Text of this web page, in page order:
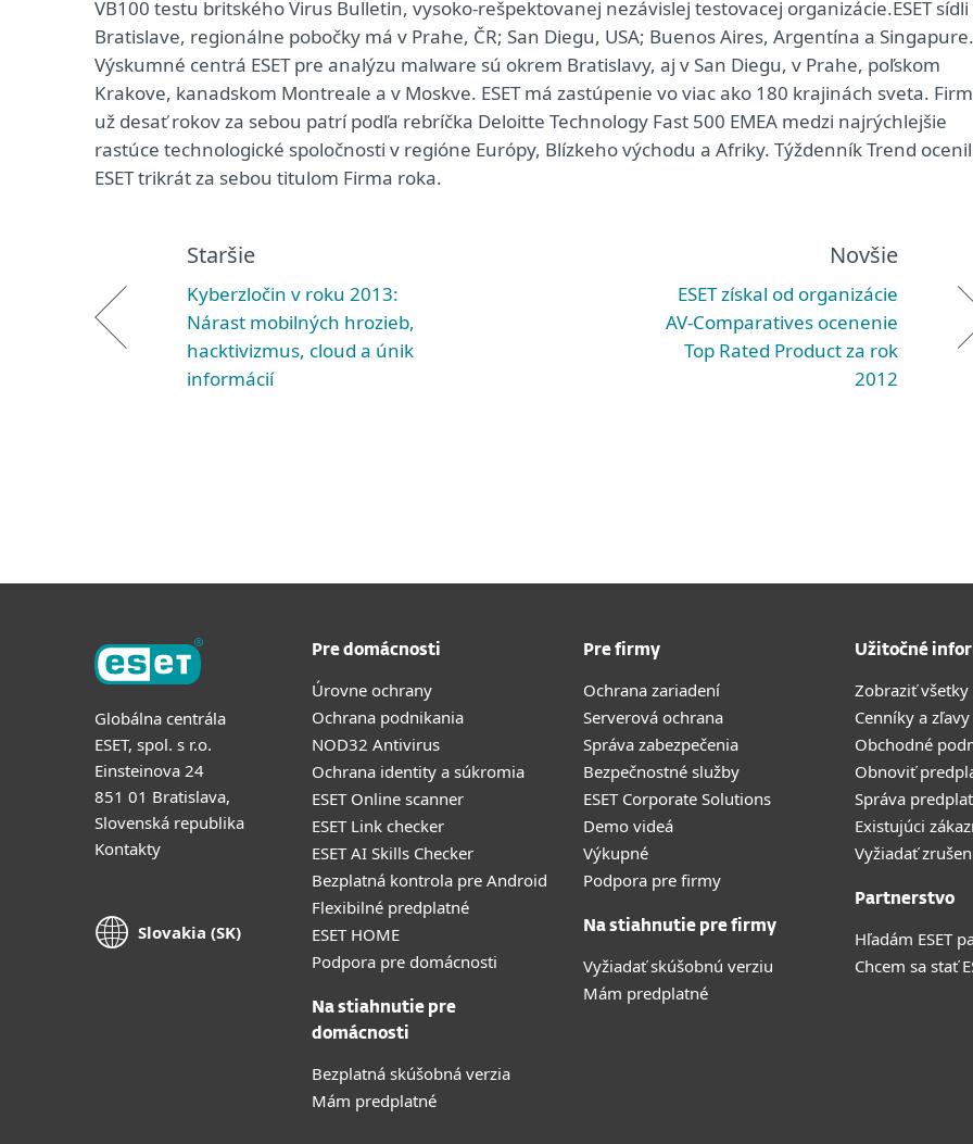
VB100 testu britského Virus Bulletin, vysoko-rešpektovanej nezávislej testovacej organizácie.ESET sídli
Bratislave, regionálne pobočky má v Prahe, ČR; San Diegu, USA; Buenos Aires, Argentína a Singapure.
Výskumné centrá ESET pre analýzu malware sú okrem Bratislavy, aj v San Diegu, v Prahe, poľskom
Krakove, kanadskom Montreale a v Moskve. ESET má zastúpenie vo viac ako 180 krajinách sveta.
už desať rokov za sebou patrí podľa rebríčka Deloitte Technology Fast 500 EMEA medzi najrýchlejšie
rastúce technologické spoločnosti v regióne Európy, Blízkeho východu a Afriky. Týždenník Trend ocenil
ESET trikrát za sebou titulom Firma roka.
Staršie
Kyberzločin v roku 2013:
Nárast mobilných hrozieb,
hacktivizmus, cloud a únik
informácií
Novšie
ESET získal od organizácie
AV-Comparatives ocenenie
Top Rated Product za rok
2012
Globálna centrála
ESET, spol. s r.o.
Einsteinova 24
851 01 Bratislava,
Slovenská republika
Kontakty
Slovakia (SK)
Pre domácnosti
Úrovne ochrany
Ochrana podnikania
NOD32 Antivirus
Ochrana identity a súkromia
ESET Online scanner
ESET Link checker
ESET AI Skills Checker
Bezplatná kontrola pre Android
Flexibilné predplatné
ESET HOME
Podpora pre domácnosti
Na stiahnutie pre
domácnosti
Bezplatná skúšobná verzia
Mám predplatné
Pre firmy
Ochrana zariadení
Serverová ochrana
Správa zabezpečenia
Bezpečnostné služby
ESET Corporate Solutions
Demo videá
Výkupné
Podpora pre firmy
Na stiahnutie pre firmy
Vyžiadať skúšobnú verziu
Mám predplatné
Užitočné
Zobraziť
Cenníky a zľavy
Obchodné
Obnoviť
Správa
Existujúci
Vyžiadať
Partnerstvo
Hľadám ESET
Chcem sa stať